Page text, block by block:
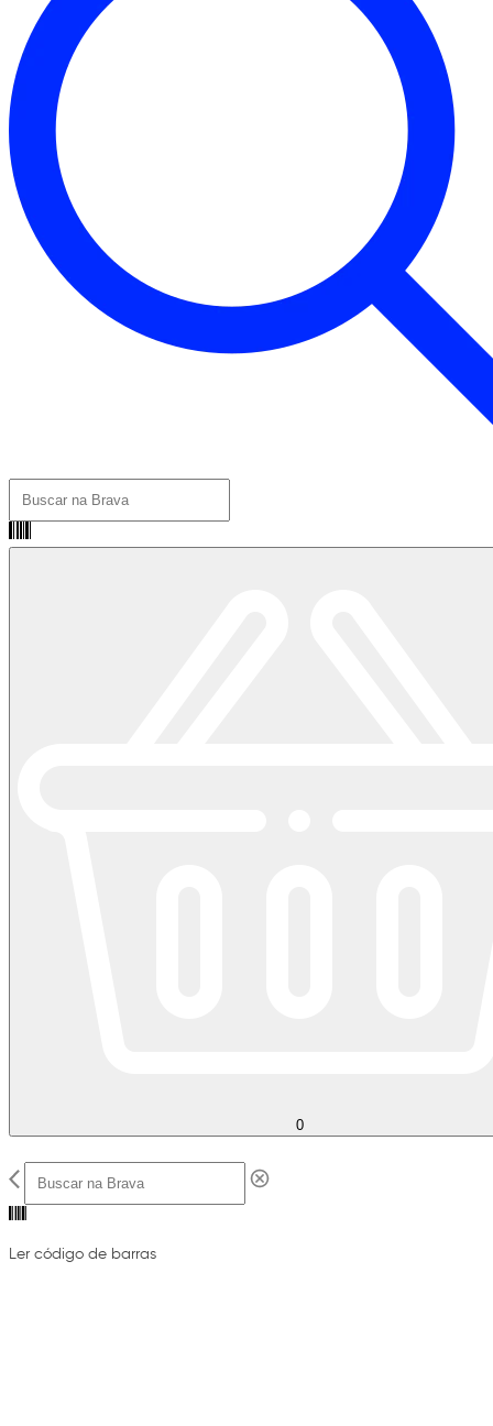
0
Ler código de barras